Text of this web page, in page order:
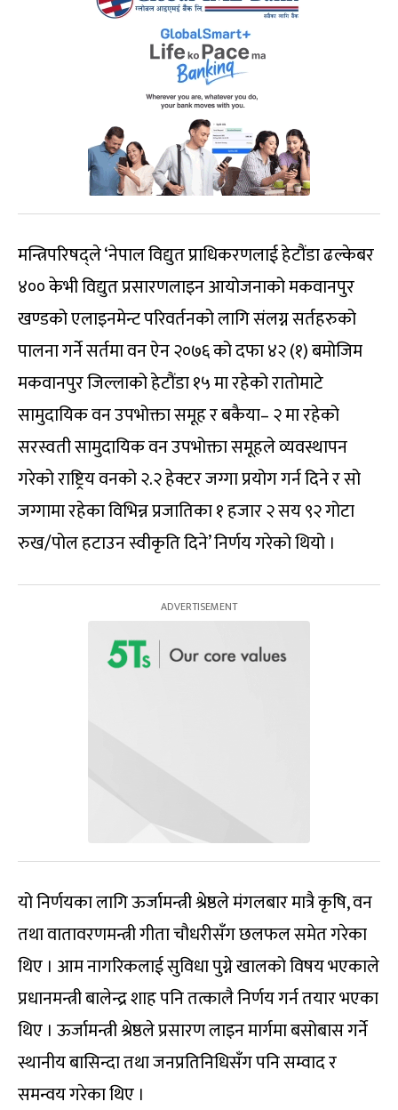
मन्त्रिपरिषद्ले ‘नेपाल विद्युत प्राधिकरणलाई हेटौंडा ढल्केबर
४०० केभी विद्युत प्रसारणलाइन आयोजनाको मकवानपुर
खण्डको एलाइनमेन्ट परिवर्तनको लागि संलग्न सर्तहरुको
पालना गर्ने सर्तमा वन ऐन २०७६ को दफा ४२ (१) बमोजिम
मकवानपुर जिल्लाको हेटौंडा १५ मा रहेको रातोमाटे
सामुदायिक वन उपभोक्ता समूह र बकैया– २ मा रहेको
सरस्वती सामुदायिक वन उपभोक्ता समूहले व्यवस्थापन
गरेको राष्ट्रिय वनको २.२ हेक्टर जग्गा प्रयोग गर्न दिने र सो
जग्गामा रहेका विभिन्न प्रजातिका १ हजार २ सय ९२ गोटा
रुख/पोल हटाउन स्वीकृति दिने’ निर्णय गरेको थियो ।
यो निर्णयका लागि ऊर्जामन्त्री श्रेष्ठले मंगलबार मात्रै कृषि, वन
तथा वातावरणमन्त्री गीता चौधरीसँग छलफल समेत गरेका
थिए । आम नागरिकलाई सुविधा पुग्ने खालको विषय भएकाले
प्रधानमन्त्री बालेन्द्र शाह पनि तत्कालै निर्णय गर्न तयार भएका
थिए । ऊर्जामन्त्री श्रेष्ठले प्रसारण लाइन मार्गमा बसोबास गर्ने
स्थानीय बासिन्दा तथा जनप्रतिनिधिसँग पनि सम्वाद र
समन्वय गरेका थिए ।